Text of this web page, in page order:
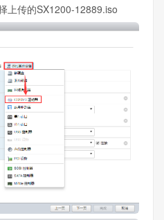
上传的SX1200-12889.iso